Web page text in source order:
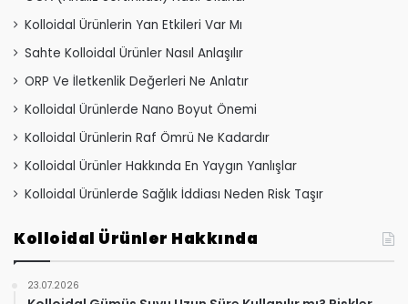
Kolloidal Ürünlerin Yan Etkileri Var Mı
Sahte Kolloidal Ürünler Nasıl Anlaşılır
ORP Ve İletkenlik Değerleri Ne Anlatır
Kolloidal Ürünlerde Nano Boyut Önemi
Kolloidal Ürünlerin Raf Ömrü Ne Kadardır
Kolloidal Ürünler Hakkında En Yaygın Yanlışlar
Kolloidal Ürünlerde Sağlık İddiası Neden Risk Taşır
Kolloidal Ürünler Hakkında
23.07.2026